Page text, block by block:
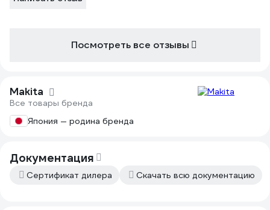
Посмотреть все отзывы
Makita
Все товары бренда
Япония — родина бренда
Документация
Сертификат дилера Скачать всю документацию